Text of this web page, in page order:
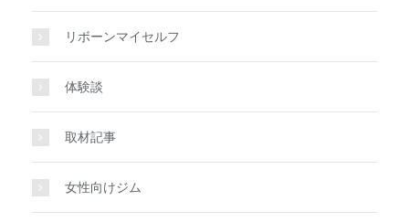
リボーンマイセルフ
体験談
取材記事
女性向けジム